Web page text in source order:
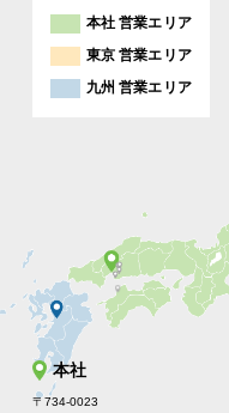
本社 営業エリア
東京 営業エリア
九州 営業エリア
本社
〒734-0023